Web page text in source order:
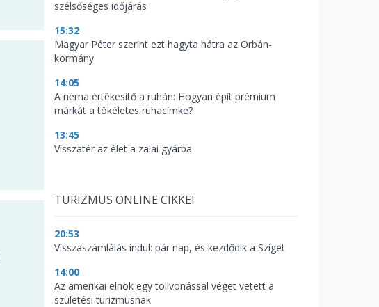
szélsőséges időjárás
15:32
Magyar Péter szerint ezt hagyta hátra az Orbán-
kormány
14:05
A néma értékesítő a ruhán: Hogyan épít prémium
márkát a tökéletes ruhacímke?
13:45
Visszatér az élet a zalai gyárba
TURIZMUS ONLINE CIKKEI
20:53
Visszaszámlálás indul: pár nap, és kezdődik a Sziget
14:00
Az amerikai elnök egy tollvonással véget vetett a
születési turizmusnak